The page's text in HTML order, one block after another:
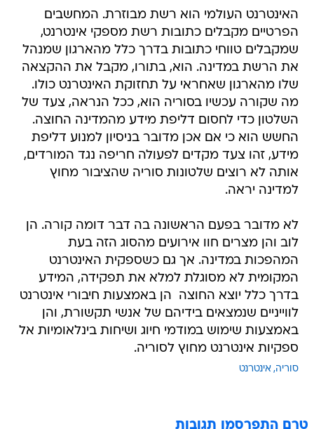
האינטרנט העולמי הוא רשת מבוזרת. המחשבים
הפרטיים מקבלים כתובות רשת מספקי אינטרנט,
שמקבלים טווחי כתובות בדרך כלל מהארגון שמנהל
את הרשת במדינה. הוא, בתורו, מקבל את ההקצאה
שלו מהארגון שאחראי על תחזוקת האינטרנט כולו.
מה שקורה עכשיו בסוריה הוא, ככל הנראה, צעד של
השלטון כדי לחסום דליפת מידע מהמדינה החוצה.
החשש הוא כי אם אכן מדובר בניסיון למנוע דליפת
מידע, זהו צעד מקדים לפעולה חריפה נגד המורדים,
אותה לא רוצים שלטונות סוריה שהציבור מחוץ
למדינה יראה.
לא מדובר בפעם הראשונה בה דבר דומה קורה. הן
לוב והן מצרים חוו אירועים מהסוג הזה בעת
המהפכות במדינה. אך גם כשספקית האינטרנט
המקומית לא מסוגלת למלא את תפקידה, המידע
בדרך כלל יוצא החוצה  הן באמצעות חיבורי אינטרנט
לווייניים שנמצאים בידיהם של אנשי תקשורת, והן
באמצעות שימוש במודמי חיוג ושיחות בינלאומיות אל
ספקיות אינטרנט מחוץ לסוריה.
סוריה אינטרנט
טרם התפרסמו תגובות